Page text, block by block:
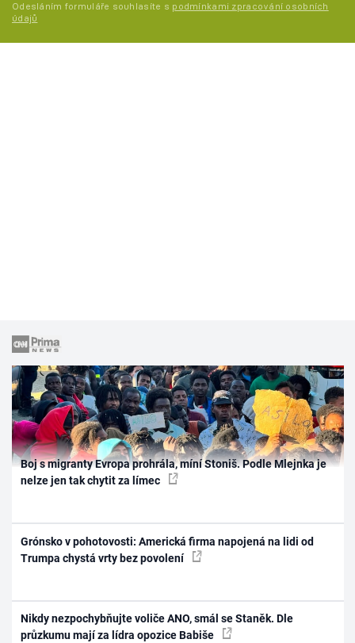
Odesláním formuláře souhlasíte s podmínkami zpracování osobních
údajů
Boj s migranty Evropa prohrála, míní Stoniš. Podle Mlejnka je
nelze jen tak chytit za límec
Grónsko v pohotovosti: Americká firma napojená na lidi od
Trumpa chystá vrty bez povolení
Nikdy nezpochybňujte voliče ANO, smál se Staněk. Dle
průzkumu mají za lídra opozice Babiše